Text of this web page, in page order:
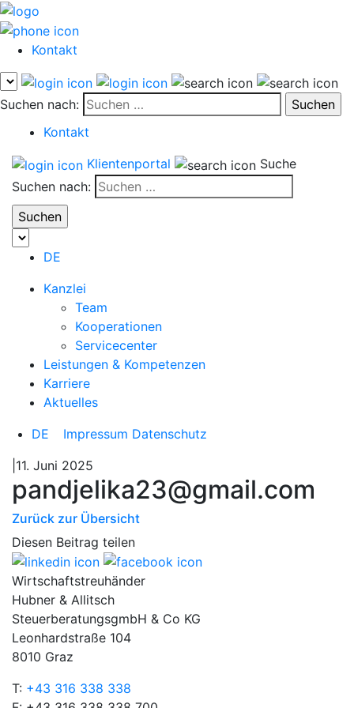
Kontakt
Suchen nach:
Kontakt
Klientenportal
Suche
Suchen nach:
DE
Kanzlei
Team
Kooperationen
Servicecenter
Leistungen & Kompetenzen
Karriere
Aktuelles
DE
Impressum Datenschutz
|11. Juni 2025
pandjelika23@gmail.com
Zurück zur Übersicht
Diesen Beitrag teilen
Wirtschaftstreuhänder
Hubner & Allitsch
SteuerberatungsgmbH & Co KG
Leonhardstraße 104
8010 Graz
T: +43 316 338 338